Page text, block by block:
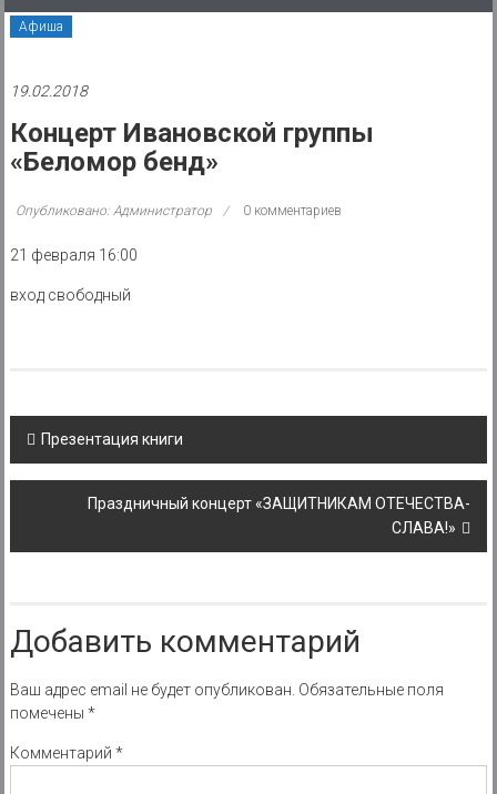
муниципального
казенное
учреждение
Афиша
19.02.2018
Концерт Ивановской группы
«Беломор бенд»
Опубликовано: Администратор 0 комментариев
21 февраля 16:00
вход свободный
Post
navigation
Презентация книги
Праздничный концерт «ЗАЩИТНИКАМ ОТЕЧЕСТВА-
СЛАВА!»
Добавить комментарий
Ваш адрес email не будет опубликован. Обязательные поля
помечены *
Комментарий *